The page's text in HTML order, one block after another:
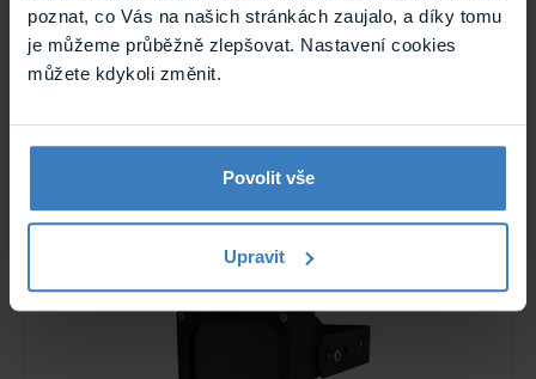
poznat, co Vás na našich stránkách zaujalo, a díky tomu
je můžeme průběžně zlepšovat. Nastavení cookies
můžete kdykoli změnit.
Povolit vše
Upravit
IR-80 infra reflektor
Infra reflektor – dosah až 80 m, úhel vyzařování 60°, vlnová
DC, 1,5 A, pracovní ...
IR-80